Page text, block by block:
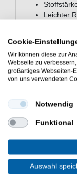
Leichter
Känguru-
Gerippte
Material:
Günstig
und sparen.
Angelpullover
Cookie-
Wir können diese zur
Webseite zu
großartiges Webseiten-
von uns verwendeten
Notwendig
Funktional
Auswahl